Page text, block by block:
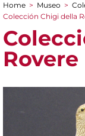
You are
Home > Museo >
Colección Chigi della
Rovere